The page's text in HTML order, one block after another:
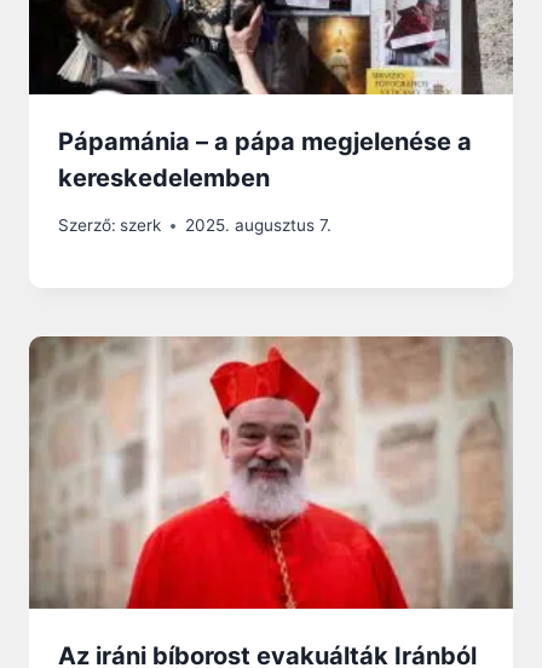
Pápamánia – a pápa megjelenése a
kereskedelemben
Szerző: szerk 2025. augusztus 7.
Az iráni bíborost evakuálták Iránból